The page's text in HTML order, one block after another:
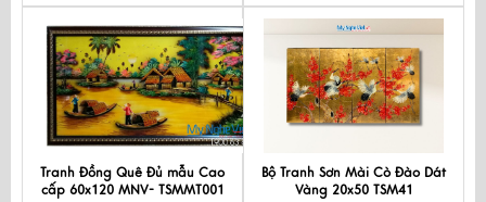
Tranh Đồng Quê Đủ mẫu Cao
cấp 60x120 MNV- TSMMT001
Bộ Tranh Sơn Mài Cò Đào Dát
Vàng 20x50 TSM41